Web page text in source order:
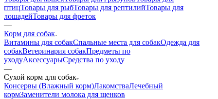
птицТовары для рыбТовары для рептилийТовары для
лошадейТовары для фреток
—
Корм для собак
Витамины для собакСпальные места для собакОдежда для
собакВетеринария собакПредметы по
уходуАксессуарыСредства по уходу
—
Сухой корм для собак
Консервы (Влажный корм)ЛакомстваЛечебный
кормЗаменители молока для щенков